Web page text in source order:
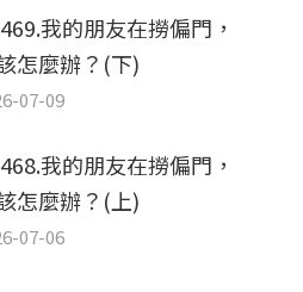
我的朋友在撈偏門，
怎麼辦？(下)
07-09
我的朋友在撈偏門，
怎麼辦？(上)
07-06